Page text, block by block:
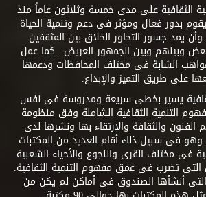
الثقافية على مدى خمسة وثلاثون عاماً منذ
عام 1989 أن يقوم بدور فعال ومؤثر فى دعم وتنمية الحياة
يمد جسور التحاور الخلاق بين المثقفين
وبينهم وبين الجمهور العريض ..كما عمل
الشابة فى مختلف المحافظات ودعمها
على طريق التميز والإبداع.
يسير بخطى سريعة ومدروسة فى نفس
التنمية الثقافية الشاملة وفق منظومة
والثقافة والارتقاء بها ونشرها لدى
فى سبيل ذلك أقام العديد من المكتبات
فى مختلف القرى والنجوع والأحياء الشعبية
تضرب فى عمق مفهوم التنمية الثقافية.
التى أنشأها الصندوق فى أماكن لم يكن من